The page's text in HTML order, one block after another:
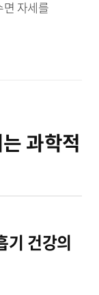
면 자세를
과학적
기 건강의